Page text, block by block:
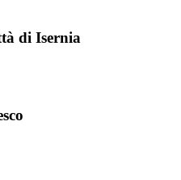
di Isernia